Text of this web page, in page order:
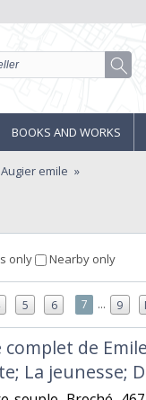
BOOKS AND WORKS
Augier emile
only Nearby only
5 6 7 ... 9
de
La jeunesse;